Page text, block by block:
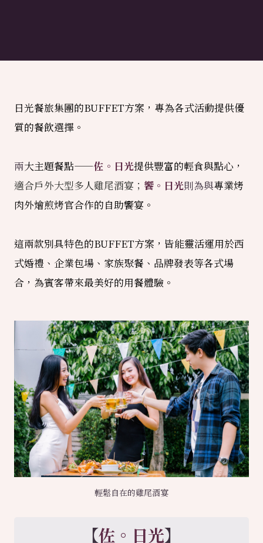
日光餐旅集團的BUFFET方案，專為各式活動提供優
質的餐飲選擇。
兩大主題餐點——佐。日光提供豐富的輕食與點心，
適合戶外大型多人雞尾酒宴； 饗。日光則為與專業烤
肉外燴煎烤官合作的自助饗宴。
這兩款別具特色的BUFFET方案，皆能靈活運用於西
式婚禮、企業包場、家族聚餐、品牌發表等各式場
合，為賓客帶來最美好的用餐體驗。
輕鬆自在的雞尾酒宴
【佐。日光】